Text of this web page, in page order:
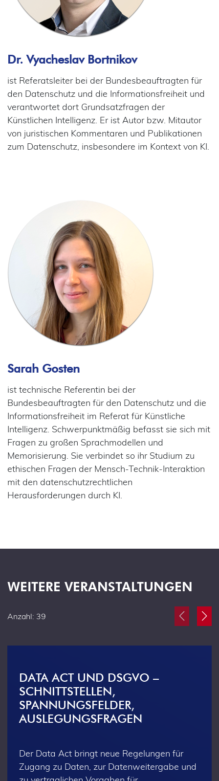
Dr. Vyacheslav Bortnikov
ist Referatsleiter bei der Bundesbeauftragten für
den Datenschutz und die Informationsfreiheit und
verantwortet dort Grundsatzfragen der
Künstlichen Intelligenz. Er ist Autor bzw. Mitautor
von juristischen Kommentaren und Publikationen
zum Datenschutz, insbesondere im Kontext von KI.
Sarah Gosten
ist technische Referentin bei der
Bundesbeauftragten für den Datenschutz und die
Informationsfreiheit im Referat für Künstliche
Intelligenz. Schwerpunktmäßig befasst sie sich mit
Fragen zu großen Sprachmodellen und
Memorisierung. Sie verbindet so ihr Studium zu
ethischen Fragen der Mensch-Technik-Interaktion
mit den datenschutzrechtlichen
Herausforderungen durch KI.
WEITERE VERANSTALTUNGEN
Anzahl: 39
DATA ACT UND DSGVO –
SCHNITTSTELLEN,
SPANNUNGSFELDER,
AUSLEGUNGSFRAGEN
Der Data Act bringt neue Regelungen für
Zugang zu Daten, zur Datenweitergabe und